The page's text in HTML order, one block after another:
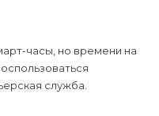
часы, но времени на
служба.